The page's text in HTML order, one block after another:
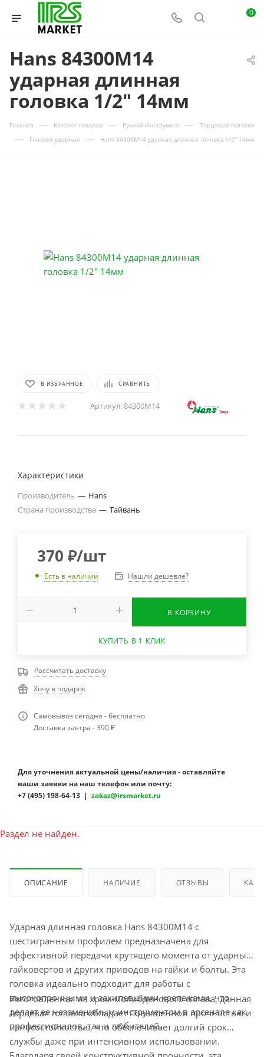
0
Hans 84300M14
ударная длинная
головка 1/2" 14мм
Главная — Каталог товаров — Ручной Инструмент — Торцевые головки
— Головки ударные — Hans 84300M14 ударная длинная головка 1/2" 14мм
В ИЗБРАННОЕ СРАВНИТЬ
Артикул:84300M14
Характеристики
Производитель — Hans
Страна производства — Тайвань
370 ₽/шт
Есть в наличии Нашли дешевле?
В КОРЗИНУ
КУПИТЬ В 1 КЛИК
Рассчитать доставку
Хочу в подарок
Самовывоз сегодня - бесплатно
Доставка завтра - 390 ₽
Для уточнения актуальной цены/наличия - оставляйте
ваши заявки на наш телефон или почту:
+7 (495) 198-64-13 | zakaz@irsmarket.ru
Раздел не найден.
ОПИСАНИЕ НАЛИЧИЕ ОТЗЫВЫ КАК
Ударная длинная головка Hans 84300M14 с
шестигранным профилем предназначена для
эффективной передачи крутящего момента от ударных
гайковертов и других приводов на гайки и болты. Эта
головка идеально подходит для работы с
высокопрочными и закипевшими крепежами, что
делает ее незаменимым инструментом в арсенале как
профессионалов, так и любителей.
Изготовленная из хром-молибденового сплава, данная
торцевая головка обладает повышенной прочностью и
износостойкостью, что обеспечивает долгий срок
службы даже при интенсивном использовании.